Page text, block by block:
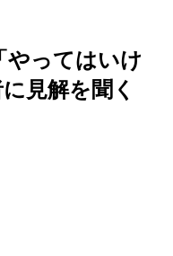
やってはいけ
見解を聞く